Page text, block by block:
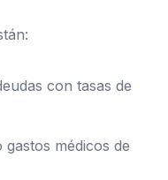
con tasas de
médicos de